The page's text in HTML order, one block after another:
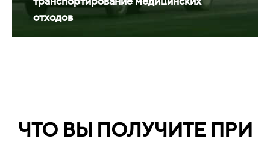
отходов
ЧТО ВЫ ПОЛУЧИТЕ ПРИ